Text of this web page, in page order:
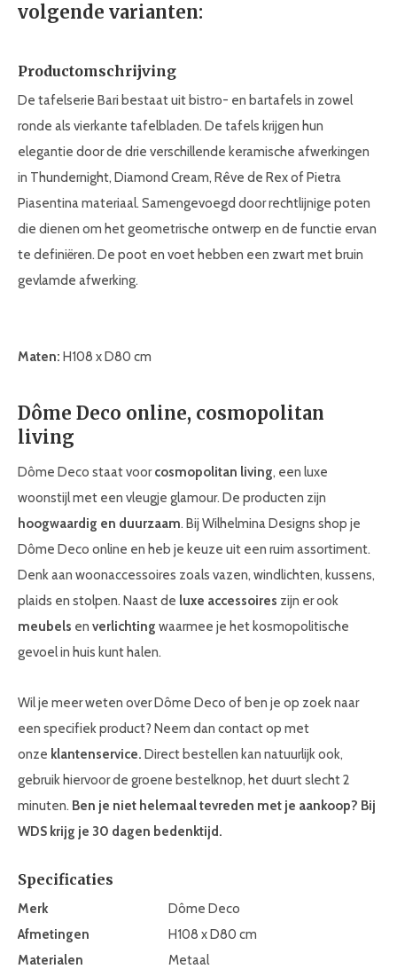
volgende varianten:
Productomschrijving
De tafelserie Bari bestaat uit bistro- en bartafels in zowel
ronde als vierkante tafelbladen. De tafels krijgen hun
elegantie door de drie verschillende keramische afwerkingen
in Thundernight, Diamond Cream, Rêve de Rex of Pietra
Piasentina materiaal. Samengevoegd door rechtlijnige poten
die dienen om het geometrische ontwerp en de functie ervan
te definiëren. De poot en voet hebben een zwart met bruin
gevlamde afwerking.
Maten: H108 x D80 cm
Dôme Deco online, cosmopolitan
living
Dôme Deco staat voorcosmopolitan living, een luxe
woonstijl met een vleugje glamour. De producten zijn
hoogwaardig en duurzaam. Bij Wilhelmina Designs shop je
Dôme Deco online en heb je keuze uit een ruim assortiment.
Denk aan woonaccessoires zoals vazen, windlichten, kussens,
plaids en stolpen. Naast de luxe accessoires zijn er ook
meubels en verlichting waarmee je het kosmopolitische
gevoel in huis kunt halen.
Wil je meer weten over Dôme Deco of ben je op zoek naar
een specifiek product? Neem dan contact op met
onze klantenservice. Direct bestellen kan natuurlijk ook,
gebruik hiervoor de groene bestelknop, het duurt slecht 2
minuten. Ben je niet helemaal tevreden met je aankoop? Bij
WDS krijg je 30 dagen bedenktijd.
Specificaties
Merk
Dôme Deco
Afmetingen
H108 x D80 cm
Materialen
Metaal